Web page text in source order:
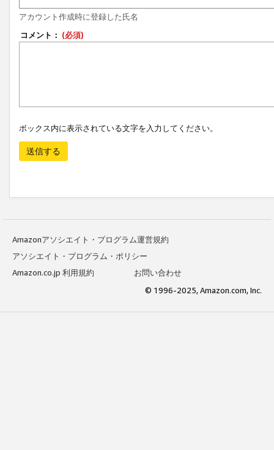
アカウント作成時に登録した氏名
コメント： (必須)
ボックス内に表示されている文字を入力してください。
送信する
Amazonアソシエイト・プログラム運営規約
アソシエイト・プログラム・ポリシー
Amazon.co.jp 利用規約
お問い合わせ
© 1996-2025, Amazon.com, Inc.